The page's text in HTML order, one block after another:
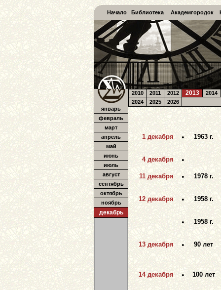
Начало Библиотека Академгородок
январь
февраль
март
апрель
май
июнь
июль
август
сентябрь
октябрь
ноябрь
декабрь
2010 2011 2012 2013
2014
2024
2025 2026
1 декабря • 1963 г.
4 декабря •
11 декабря • 1978 г.
12 декабря • 1958 г.
• 1958 г.
13 декабря • 90 лет
14 декабря • 100 лет